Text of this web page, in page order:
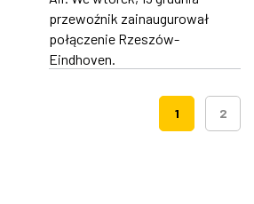
przewoźnik zainaugurował
połączenie Rzeszów-
Eindhoven.
1 2